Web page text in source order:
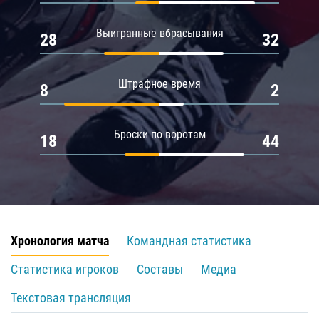
Выигранные вбрасывания
28 32
Штрафное время
8 2
Броски по воротам
18 44
Хронология матча
Командная статистика
Статистика игроков
Составы
Медиа
Текстовая трансляция